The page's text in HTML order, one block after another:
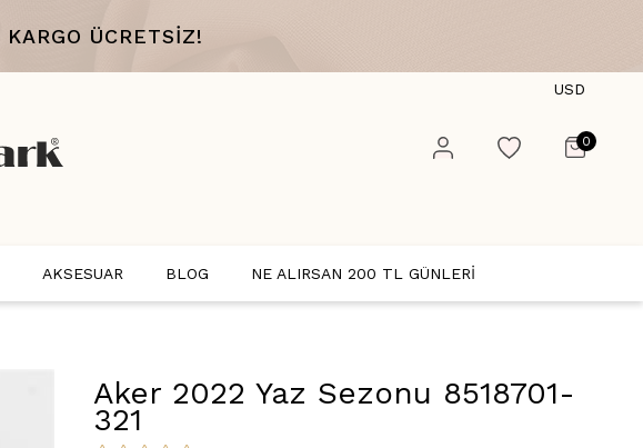
KARGO ÜCRETSİZ!
USD
0
AKSESUAR BLOG NE ALIRSAN 200 TL GÜNLERİ
Aker 2022 Yaz Sezonu 8518701-
321